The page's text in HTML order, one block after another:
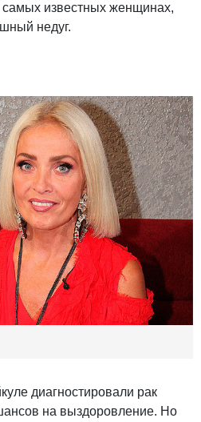
известных женщинах,
недуг.
диагностировали рак
на выздоровление. Но